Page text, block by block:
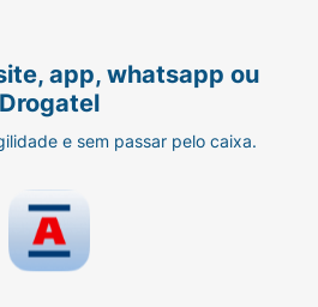
app, whatsapp ou
Drogatel
e sem passar pelo caixa.